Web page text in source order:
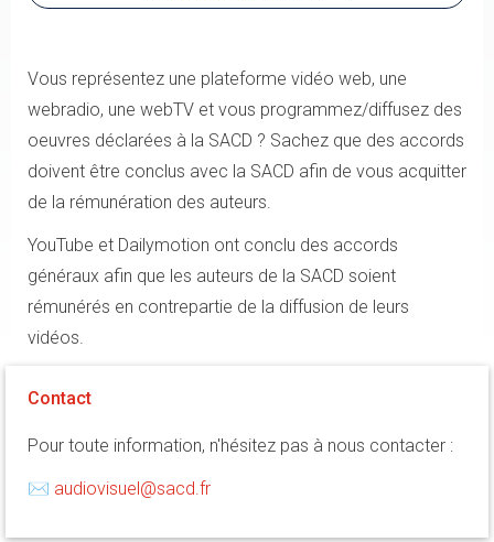
Vous représentez une plateforme vidéo web, une
webradio, une webTV et vous programmez/diffusez des
oeuvres déclarées à la SACD ? Sachez que des accords
doivent être conclus avec la SACD afin de vous acquitter
de la rémunération des auteurs.
YouTube et Dailymotion ont conclu des accords
généraux afin que les auteurs de la SACD soient
rémunérés en contrepartie de la diffusion de leurs
vidéos.
Contact
Pour toute information, n'hésitez pas à nous contacter :
✉ audiovisuel@sacd.fr